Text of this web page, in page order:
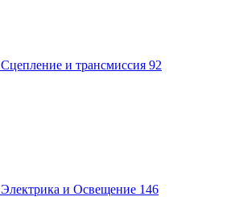
Сцепление и трансмиссия 92
Электрика и Освещение 146